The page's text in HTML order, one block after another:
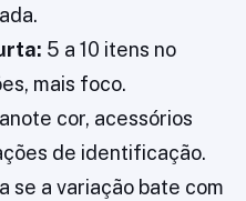
5 a 10 itens no
mais foco.
anote cor, acessórios
de identificação.
se a variação bate com